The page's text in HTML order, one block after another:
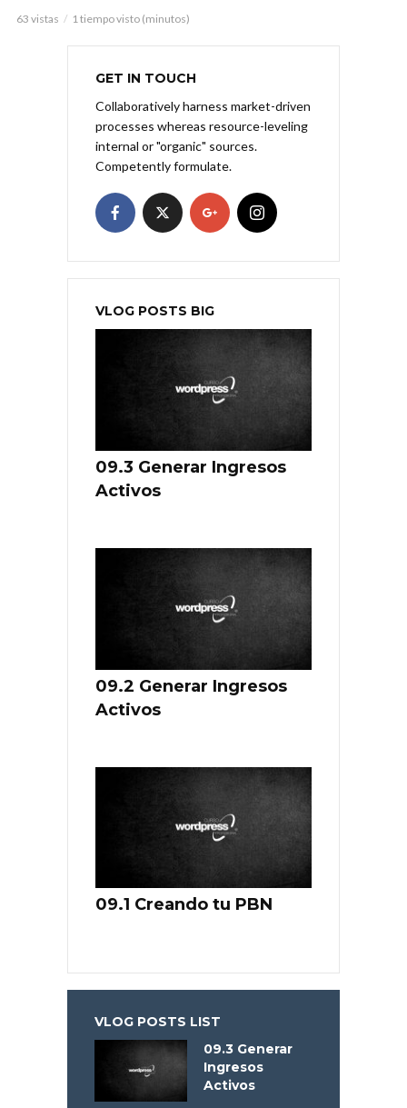
63 vistas 1 tiempo visto (minutos)
GET IN TOUCH
Collaboratively harness market-driven
processes whereas resource-leveling
internal or "organic" sources.
Competently formulate.
VLOG POSTS BIG
09.3 Generar Ingresos
Activos
09.2 Generar Ingresos
Activos
09.1 Creando tu PBN
VLOG POSTS LIST
09.3 Generar
Ingresos
Activos